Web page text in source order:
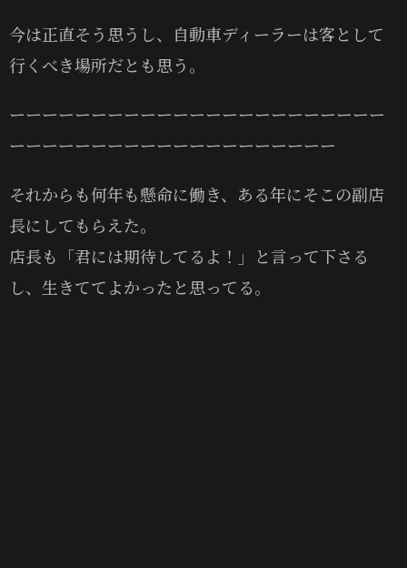
今は正直そう思うし、自動車ディーラーは客として
行くべき場所だとも思う。
ーーーーーーーーーーーーーーーーーーーーーーー
ーーーーーーーーーーーーーーーーーーーー
それからも何年も懸命に働き、ある年にそこの副店
長にしてもらえた。
店長も「君には期待してるよ！」と言って下さる
し、生きててよかったと思ってる。